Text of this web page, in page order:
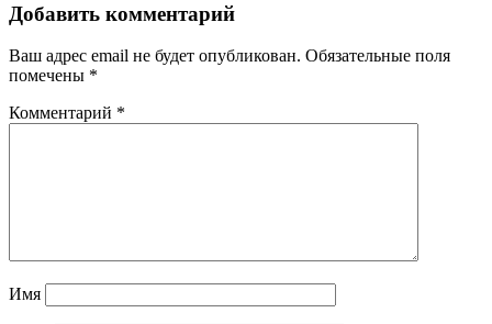
Добавить комментарий
Ваш адрес email не будет опубликован. Обязательные поля
помечены *
Комментарий *
Имя